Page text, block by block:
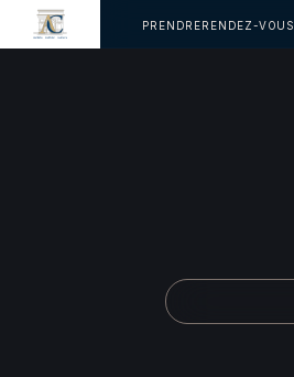
PRENDRERENDEZ-VOUS